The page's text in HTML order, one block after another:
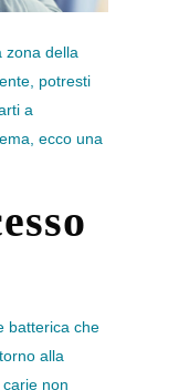
zona della
potresti
a
ecco una
batterica che
alla
non